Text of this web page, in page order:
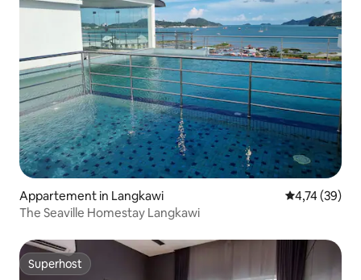
Appartement in Langkawi Gemiddelde
4,74 (39)
The Seaville Homestay Langkawi
Superhost
Superhost